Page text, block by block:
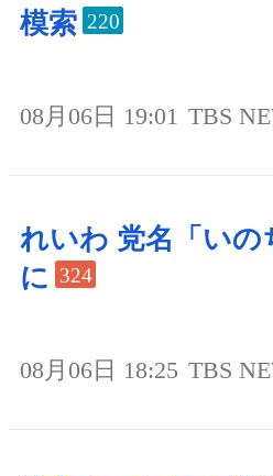
模索 220
08月06日 19:01 TBS
れいわ 党名「いの
に 324
08月06日 18:25 TBS